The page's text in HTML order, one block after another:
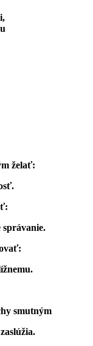
želať:
správanie.
smutným